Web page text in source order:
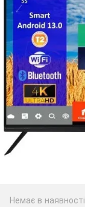
Немає в наявності